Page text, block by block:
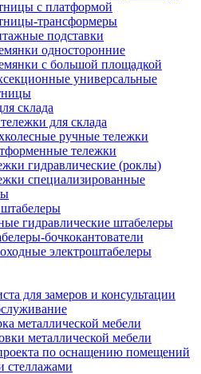
с платформой
трансформеры
подставки
односторонние
с большой площадкой
универсальные
склада
для склада
ручные тележки
тележки
гидравлические (роклы)
специализированные
гидравлические штабелеры
бочкокантователи
электроштабелеры
для замеров и консультации
металлической мебели
металлической мебели
по оснащению помещений
стеллажами